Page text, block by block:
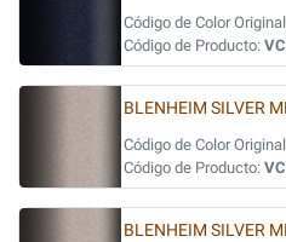
Código de Color
Código de Producto:
BLENHEIM SILVER
Código de Color
Código de Producto:
BLENHEIM SILVER